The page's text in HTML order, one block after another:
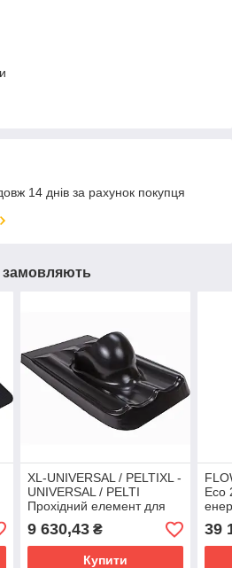
14 днів за рахунок покупця
замовляють
XL-UNIVERSAL / PELTIXL -
UNIVERSAL / PELTI
Прохідний елемент для
труби вентиляції DN160-
250мм на дах із будь-якої
черепиці
9 630,43₴
Купити
Eсo
39